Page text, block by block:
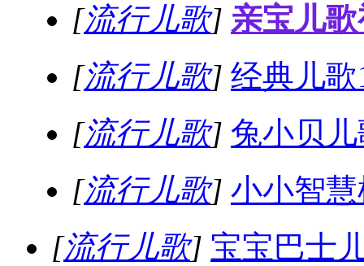
[流行儿歌] 亲宝儿
[流行儿歌] 经典儿
[流行儿歌] 兔小贝
[流行儿歌] 小小智
[流行儿歌] 宝宝巴士